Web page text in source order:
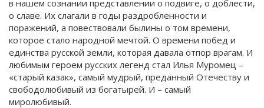
в нашем сознании представлении о подвиге, о доблести,
о славе. Их слагали в годы раздробленности и
поражений, а повествовали былины о том времени,
которое стало народной мечтой. О времени побед и
единства русской земли, которая давала отпор врагам. И
любимым героем русских легенд стал Илья Муромец –
«старый казак», самый мудрый, преданный Отечеству и
свободолюбивый из богатырей. И – самый
миролюбивый.